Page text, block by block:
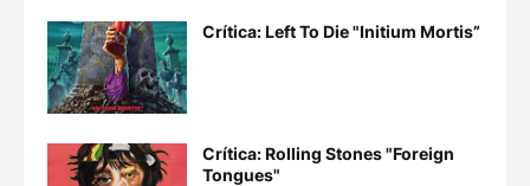
Crítica: Left To Die "Initium Mortis”
Crítica: Rolling Stones "Foreign
Tongues"